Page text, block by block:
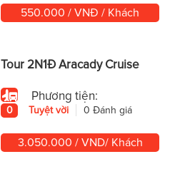
550.000 / VNĐ / Khách
Tour 2N1Đ Aracady Cruise
Phương tiện:
0 Tuyệt vời 0 Đánh giá
3.050.000 / VND/ Khách